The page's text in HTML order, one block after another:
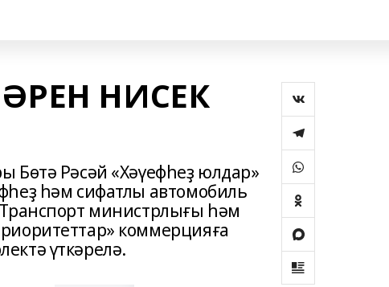
НИСЕК
Бөтә Рәсәй «Хәүефһеҙ юлдар»
һәм сифатлы автомобиль
министрлығы һәм
коммерцияға
үткәрелә.